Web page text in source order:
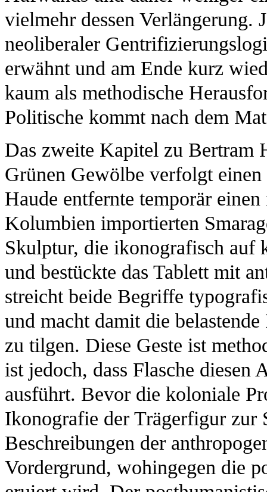
vielmehr dessen Verlängerung.
neoliberaler
erwähnt und am Ende kurz
kaum als methodische
Politische kommt nach dem
Das zweite Kapitel zu Bertram
Grünen Gewölbe verfolgt
Haude entfernte temporär
Kolumbien importierten
Skulptur, die ikonografisch
und bestückte das Tablett mit
streicht beide Begriffe
und macht damit die
zu tilgen. Diese Geste ist
ist jedoch, dass Flasche diesen
ausführt. Bevor die koloniale
Ikonografie der Trägerfigur zur
Beschreibungen der
Vordergrund, wohingegen die